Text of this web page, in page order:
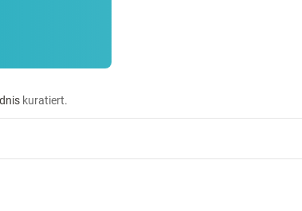
kuratiert.